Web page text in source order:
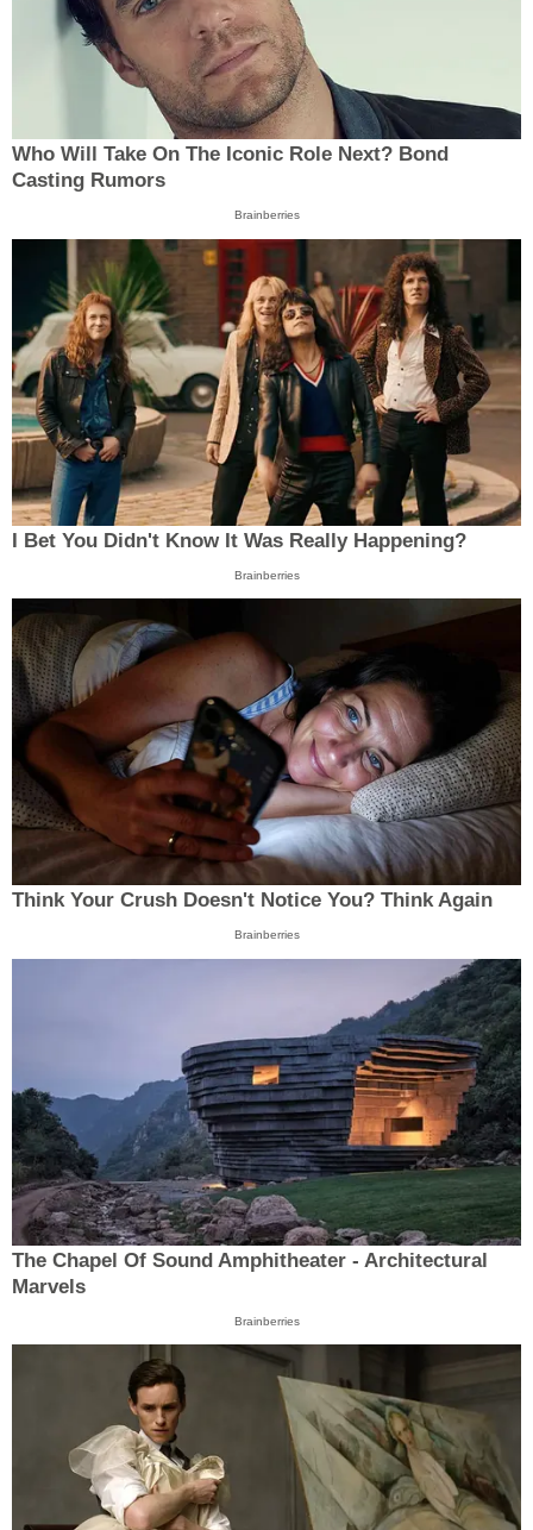
Who Will Take On The Iconic Role Next? Bond
Casting Rumors
Brainberries
I Bet You Didn't Know It Was Really Happening?
Brainberries
Think Your Crush Doesn't Notice You? Think Again
Brainberries
The Chapel Of Sound Amphitheater - Architectural
Marvels
Brainberries